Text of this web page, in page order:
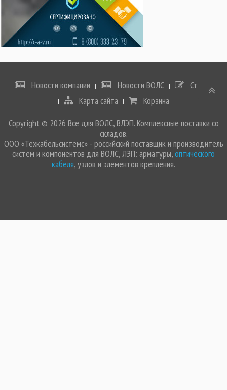
Новости компании Новости ВОЛС
Статьи
Карта сайта
Корзина
Copyright © 2026 Все для ВОЛС, ВЛЭП. Комплексные поставки со
складов.
ООО «Техкабельсистемс» - российский поставщик и производитель
систем и компонентов для ВОЛС, ЛЭП: арматуры,оптического
кабеля, узлов и элементов крепления.